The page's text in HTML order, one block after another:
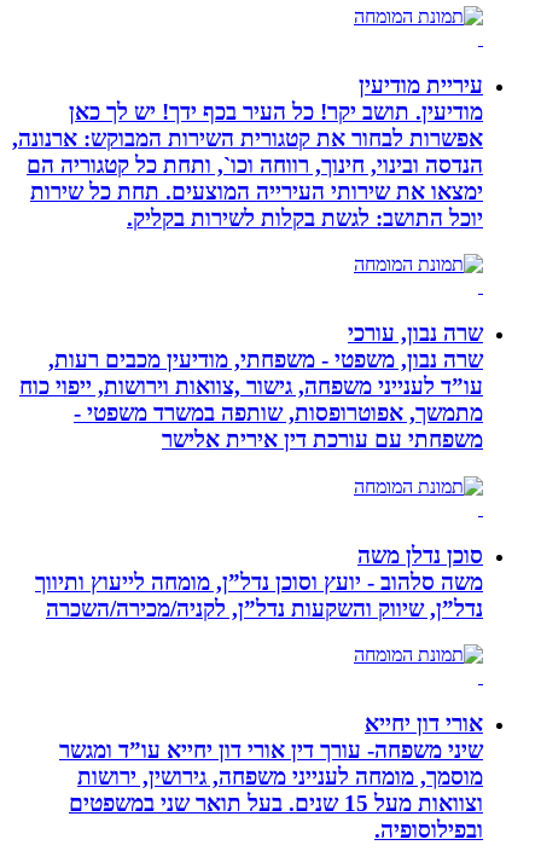
עיריית מודיעין
מודיעין. תושב יקר! כל העיר בכף ידך! יש לך כאן
אפשרות לבחור את קטגורית השירות המבוקש: ארנונה,
הנדסה ובינוי, חינוך, רווחה וכו`, ותחת כל קטגוריה הם
ימצאו את שירותי העירייה המוצעים. תחת כל שירות
יוכל התושב: לגשת בקלות לשירות בקליק.
שרה נבון, עורכי
שרה נבון, משפטי - משפחתי, מודיעין מכבים רעות,
עו”ד לענייני משפחה, גישור ,צוואות וירושות, ייפוי כוח
מתמשך, אפוטרופסות, שותפה במשרד משפטי -
משפחתי עם עורכת דין אירית אלישר
סוכן נדלן משה
משה סלהוב - יועץ וסוכן נדל”ן, מומחה לייעוץ ותיווך
נדל”ן, שיווק והשקעות נדל”ן, לקניה/מכירה/השכרה
אורי דון יחייא
שיני משפחה- עורך דין אורי דון יחייא עו”ד ומגשר
מוסמך, מומחה לענייני משפחה, גירושין, ירושות
וצוואות מעל 15 שנים. בעל תואר שני במשפטים
ובפילוסופיה.